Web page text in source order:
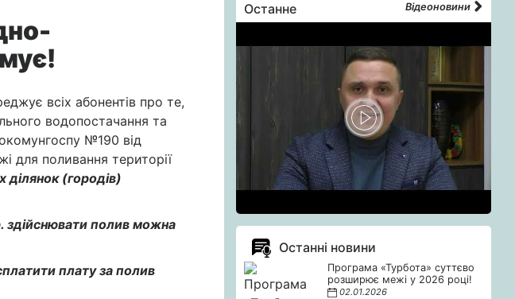
всіх абонентів про те,
водопостачання та
№190 від
для поливання території
(городів)
здійснювати полив можна
плату за полив
Останне Відеоновини
Останні новини
Програма «Турбота» суттєво
розширює межі у 2026 році!
02.01.2026